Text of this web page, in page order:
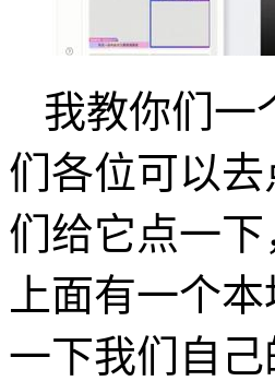
我教你们一
们各位可以
们给它点一
上面有一个
一下我们自